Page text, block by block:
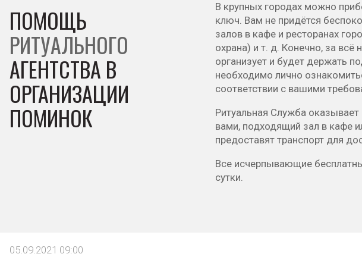
ПОМОЩЬ
РИТУАЛЬНОГО
АГЕНТСТВА В
ОРГАНИЗАЦИИ
ПОМИНОК
В крупных городах можно
ключ. Вам не придётся
залов в кафе и ресторанах
охрана) и т. д. Конечно, за всё
организует и будет держать
необходимо лично
соответствии с вашими
Ритуальная Служба
вами, подходящий зал в кафе
предоставят транспорт для
Все исчерпывающие
сутки.
05.09.2021 09:00